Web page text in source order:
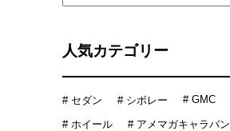
人気カテゴリー
# セダン # シボレー # GMC
# ホイール # アメマガキャラバン